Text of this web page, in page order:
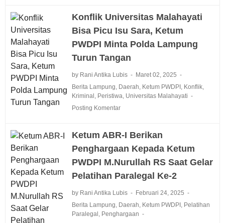
Konflik Universitas Malahayati
Bisa Picu Isu Sara, Ketum
PWDPI Minta Polda Lampung
Turun Tangan
by Rani Antika Lubis
Maret 02, 2025
Berita Lampung Daerah Ketum PWDPI, Konflik,
Kriminal Peristiwa Universitas Malahayati
Posting Komentar
Ketum ABR-I Berikan
Penghargaan Kepada Ketum
PWDPI M.Nurullah RS Saat Gelar
Pelatihan Paralegal Ke-2
by Rani Antika Lubis
Februari 24, 2025
Berita Lampung Daerah Ketum PWDPI, Pelatihan
Paralegal Penghargaan